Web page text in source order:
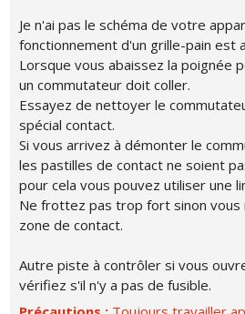
Je n'ai pas le schéma de votre
fonctionnement d'un grille-pain est
Lorsque vous abaissez la poignée
un commutateur doit coller.
Essayez de nettoyer le
spécial contact.
Si vous arrivez à démonter le
les pastilles de contact ne soient
pour cela vous pouvez utiliser une
Ne frottez pas trop fort sinon vous
zone de contact.
Autre piste à contrôler si vous
vérifiez s'il n'y a pas de fusible.